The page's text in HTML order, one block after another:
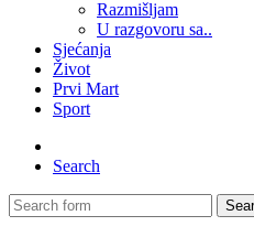
Razmišljam
U razgovoru sa..
Sjećanja
Život
Prvi Mart
Sport
Search